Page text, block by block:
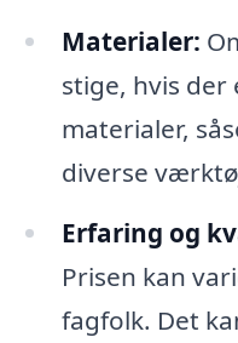
Materialer:
stige, hvis der
materialer,
diverse
Erfaring og
Prisen kan
fagfolk. Det